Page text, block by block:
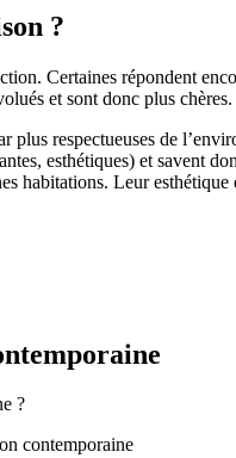
?
Certaines répondent
et sont donc plus
respectueuses de
esthétiques) et savent
habitations. Leur
?
contemporaine